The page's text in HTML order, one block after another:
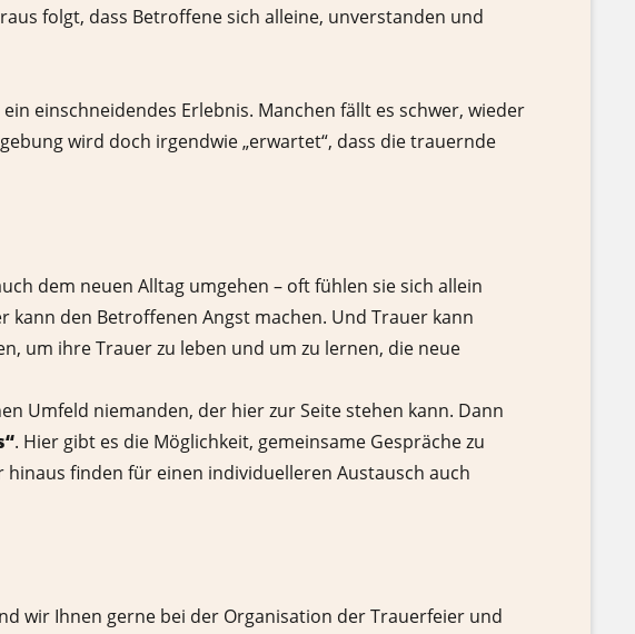
folgt, dass Betroffene sich alleine, unverstanden und
einschneidendes Erlebnis. Manchen fällt es schwer, wieder
wird doch irgendwie „erwartet“, dass die trauernde
dem neuen Alltag umgehen – oft fühlen sie sich allein
den Betroffenen Angst machen. Und Trauer kann
um ihre Trauer zu leben und um zu lernen, die neue
Umfeld niemanden, der hier zur Seite stehen kann. Dann
. Hier gibt es die Möglichkeit, gemeinsame Gespräche zu
finden für einen individuelleren Austausch auch
wir Ihnen gerne bei der Organisation der Trauerfeier und